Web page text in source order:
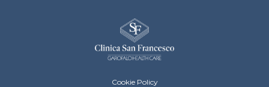
Clinica San Francesco Footer menu
Cookie Policy